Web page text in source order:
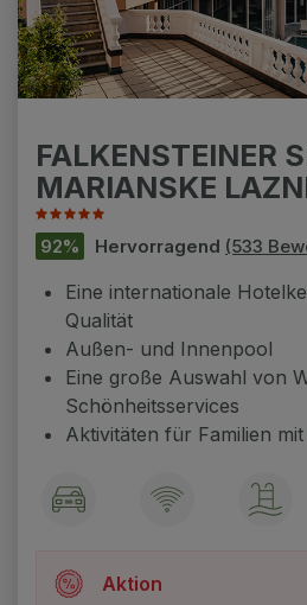
FALKENSTEINER
MARIANSKE
92% Hervorragend (533
Eine internationale
Qualität
Außen- und Innenpool
Eine große Auswahl von
Schönheitsservices
Aktivitäten für Familien
Aktion